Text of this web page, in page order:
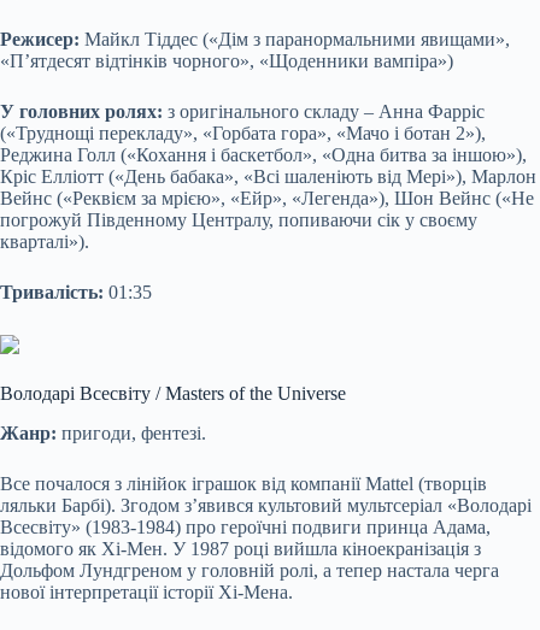
Режисер: Майкл Тіддес («Дім з паранормальними явищами»,
«П’ятдесят відтінків чорного», «Щоденники вампіра»)
У головних ролях: з оригінального складу – Анна Фарріс
(«Труднощі перекладу», «Горбата гора», «Мачо і ботан 2»),
Реджина Голл («Кохання і баскетбол», «Одна битва за іншою»),
Кріс Елліотт («День бабака», «Всі шаленіють від Мері»), Марлон
Вейнс («Реквієм за мрією», «Ейр», «Легенда»), Шон Вейнс («Не
погрожуй Південному Централу, попиваючи сік у своєму
кварталі»).
Тривалість: 01:35
Володарі Всесвіту / Masters of the Universe
Жанр: пригоди, фентезі.
Все почалося з лінійок іграшок від компанії Mattel (творців
ляльки Барбі). Згодом з’явився культовий мультсеріал «Володарі
Всесвіту» (1983-1984) про героїчні подвиги принца Адама,
відомого як Хі-Мен. У 1987 році вийшла кіноекранізація з
Дольфом Лундгреном у головній ролі, а тепер настала черга
нової інтерпретації історії Хі-Мена.